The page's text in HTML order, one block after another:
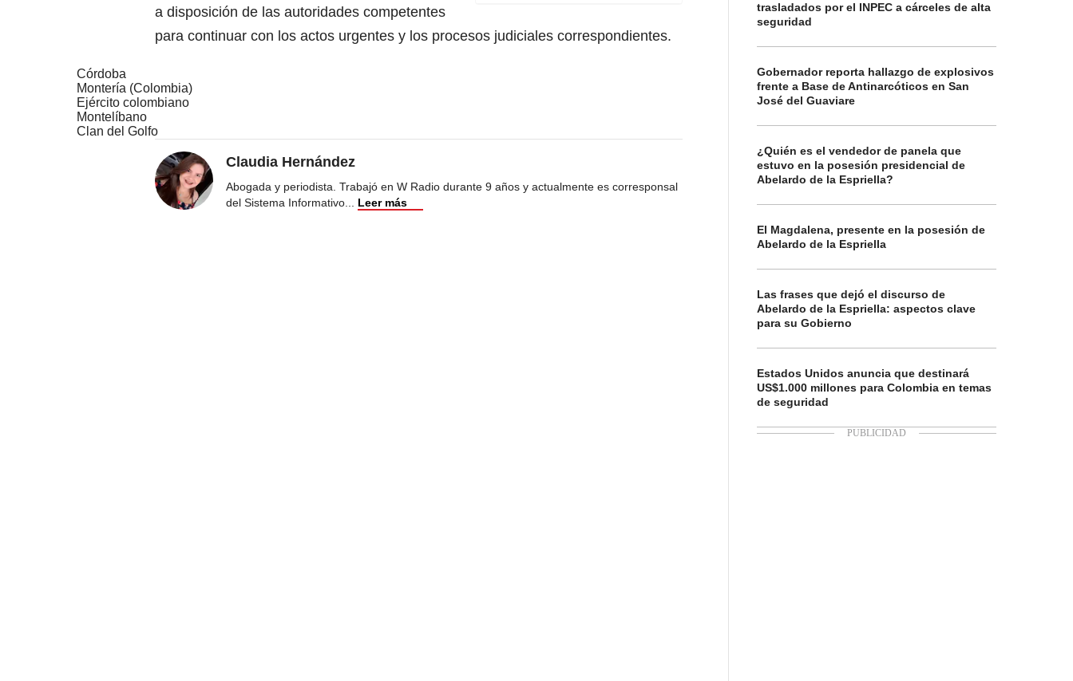
a disposición de las autoridades competentes
para continuar con los actos urgentes y los procesos judiciales correspondientes.
Córdoba
Montería (Colombia)
Ejército colombiano
Montelíbano
Clan del Golfo
Claudia Hernández
Abogada y periodista. Trabajó en W Radio durante 9 años y actualmente es corresponsal
del Sistema Informativo... Leer más
trasladados por el INPEC a cárceles de alta
seguridad
Gobernador reporta hallazgo de explosivos
frente a Base de Antinarcóticos en San
José del Guaviare
¿Quién es el vendedor de panela que
estuvo en la posesión presidencial de
Abelardo de la Espriella?
El Magdalena, presente en la posesión de
Abelardo de la Espriella
Las frases que dejó el discurso de
Abelardo de la Espriella: aspectos clave
para su Gobierno
Estados Unidos anuncia que destinará
US$1.000 millones para Colombia en temas
de seguridad